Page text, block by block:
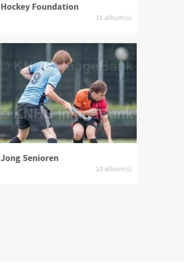
Hockey Foundation
11 album(s)
Jong Senioren
10 album(s)